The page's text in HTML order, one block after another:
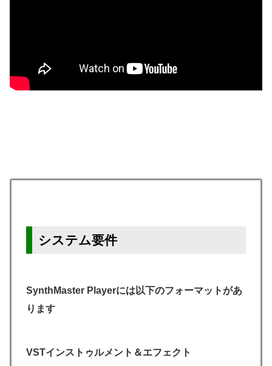
システム要件
SynthMaster Playerには以下のフォーマットがあ
ります
VSTインストゥルメント＆エフェクト